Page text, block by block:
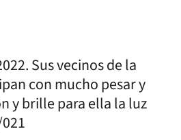
Sus vecinos de la
con mucho pesar y
y brille para ella la luz